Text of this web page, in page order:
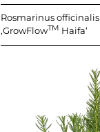
Rosmarinus officinalis
‚GrowFlowTM Haifa‘